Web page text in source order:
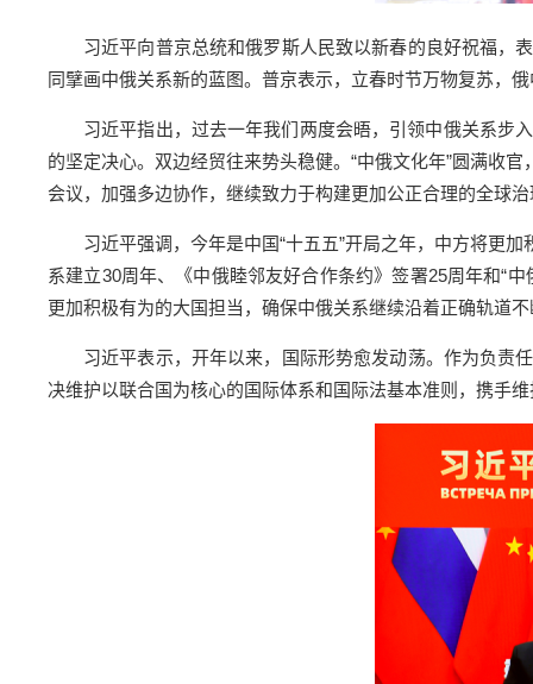
习近平向普京总统和俄罗斯人民致以新春的良好祝福，
同擘画中俄关系新的蓝图。普京表示，立春时节万物复苏，
习近平指出，过去一年我们两度会晤，引领中俄关系步
的坚定决心。双边经贸往来势头稳健。“中俄文化年”圆满收
会议，加强多边协作，继续致力于构建更加公正合理的全球
习近平强调，今年是中国“十五五”开局之年，中方将更
系建立30周年、《中俄睦邻友好合作条约》签署25周年和“
更加积极有为的大国担当，确保中俄关系继续沿着正确轨道
习近平表示，开年以来，国际形势愈发动荡。作为负责
决维护以联合国为核心的国际体系和国际法基本准则，携手